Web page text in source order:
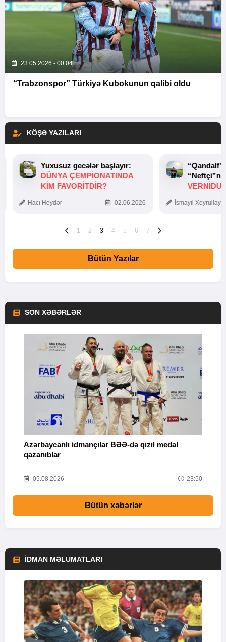
23.05.2026 - 00:04
“Trabzonspor” Türkiyə Kubokunun qalibi oldu
KÖŞƏ YAZILARI
Yuxusuz gecələr başlayır:
DÜNYA ÇEMPIONATINDA
KIM FAVORITDIR?
Hacı Heydər 02.06.2026 İsmayıl
1 2 3 4 5 6 7
Bütün Yazılar
SON XƏBƏRLƏR
Azərbaycanlı idmançılar BƏƏ-də qızıl medal
qazanıblar
05.08.2026 23:50
Bütün xəbərlər
İDMAN MƏLUMATLARI